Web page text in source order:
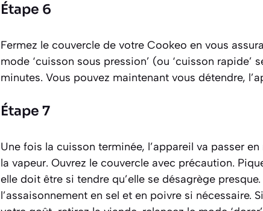
Étape 6
Fermez le couvercle de votre Cookeo en vous
mode ‘cuisson sous pression’ (ou ‘cuisson
minutes. Vous pouvez maintenant vous détendre,
Étape 7
Une fois la cuisson terminée, l’appareil va passer
la vapeur. Ouvrez le couvercle avec précaution.
elle doit être si tendre qu’elle se désagrège
l’assaisonnement en sel et en poivre si nécessaire.